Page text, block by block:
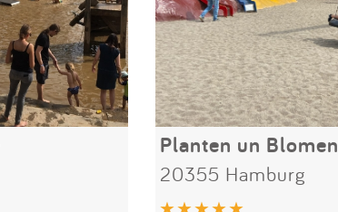
Planten un Blomen
20355 Hamburg